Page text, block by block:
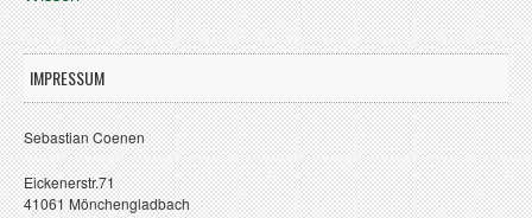
IMPRESSUM
Sebastian Coenen
Eickenerstr.71
41061 Mönchengladbach